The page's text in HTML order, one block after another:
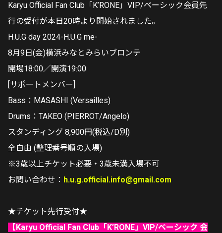
Karyu Official Fan Club「K’RONE」VIP/ベーシック会員先
行の受付が本日20時より開始されました。
H.U.G day 2024-H.U.G me-
8月9日(金)横浜みなとみらいブロンテ
開場18:00／開演19:00
[サポートメンバー]
Bass：MASASHI (Versailles)
Drums：TAKEO (PIERROT/Angelo)
スタンディング 8,900円(税込/D別)
全自由 (整理番号順の入場)
※3歳以上チケット必要・3歳未満入場不可
お問い合わせ： h.u.g.official.info@gmail.com
★チケット先行受付★
【Karyu Official Fan Club「K’RONE」VIP/ベーシック 会